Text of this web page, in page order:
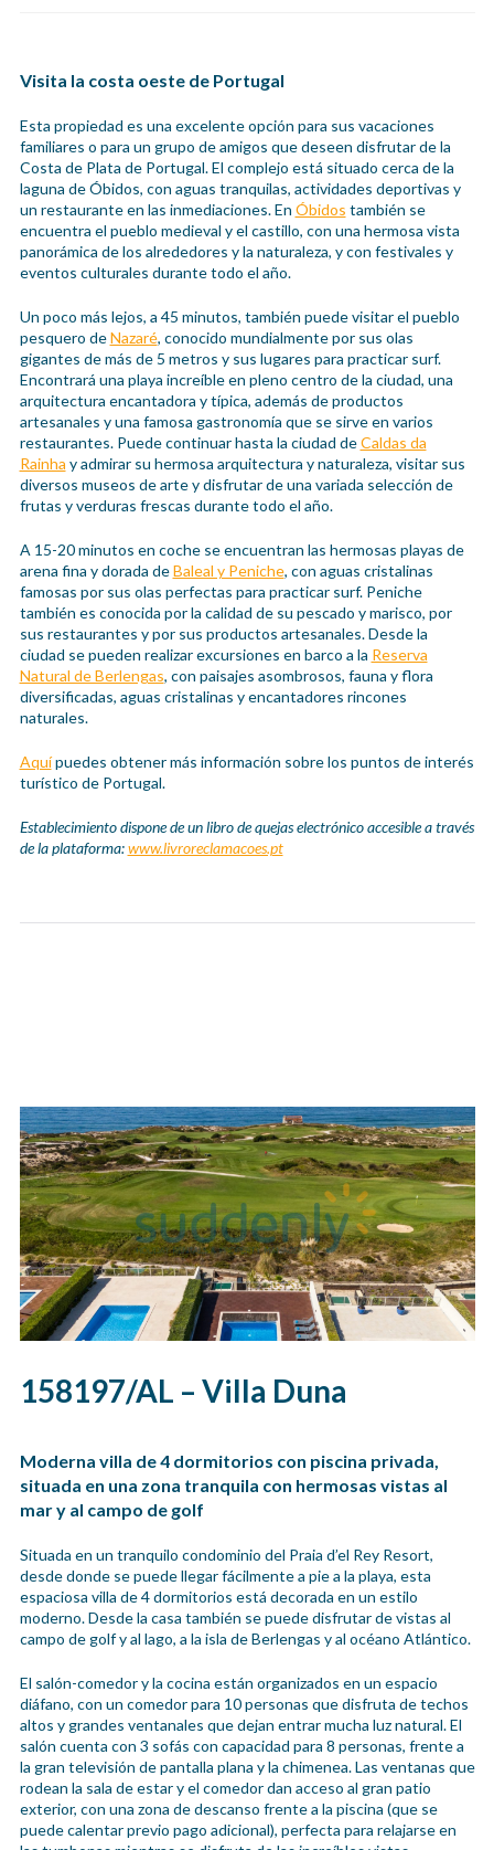
Visita la costa oeste de Portugal
Esta propiedad es una excelente opción para sus vacaciones
familiares o para un grupo de amigos que deseen disfrutar de la
Costa de Plata de Portugal. El complejo está situado cerca de la
laguna de Óbidos, con aguas tranquilas, actividades deportivas y
un restaurante en las inmediaciones. En Óbidos también se
encuentra el pueblo medieval y el castillo, con una hermosa vista
panorámica de los alrededores y la naturaleza, y con festivales y
eventos culturales durante todo el año.
Un poco más lejos, a 45 minutos, también puede visitar el pueblo
pesquero deNazaré, conocido mundialmente por sus olas
gigantes de más de 5 metros y sus lugares para practicar surf.
Encontrará una playa increíble en pleno centro de la ciudad, una
arquitectura encantadora y típica, además de productos
artesanales y una famosa gastronomía que se sirve en varios
restaurantes. Puede continuar hasta la ciudad deCaldas da
Rainha y admirar su hermosa arquitectura y naturaleza, visitar sus
diversos museos de arte y disfrutar de una variada selección de
frutas y verduras frescas durante todo el año.
A 15-20 minutos en coche se encuentran las hermosas playas de
arena fina y dorada deBaleal y Peniche, con aguas cristalinas
famosas por sus olas perfectas para practicar surf. Peniche
también es conocida por la calidad de su pescado y marisco, por
sus restaurantes y por sus productos artesanales. Desde la
ciudad se pueden realizar excursiones en barco a la Reserva
Natural de Berlengas, con paisajes asombrosos, fauna y flora
diversificadas, aguas cristalinas y encantadores rincones
naturales.
Aquípuedes obtener más información sobre los puntos de interés
turístico de Portugal.
Establecimiento dispone de un libro de quejas electrónico accesible a través
de la plataforma:www.livroreclamacoes.pt
158197/AL – Villa Duna
Moderna villa de 4 dormitorios con piscina privada,
situada en una zona tranquila con hermosas vistas al
mar y al campo de golf
Situada en un tranquilo condominio del Praia d’el Rey Resort,
desde donde se puede llegar fácilmente a pie a la playa, esta
espaciosa villa de 4 dormitorios está decorada en un estilo
moderno. Desde la casa también se puede disfrutar de vistas al
campo de golf y al lago, a la isla de Berlengas y al océano Atlántico.
El salón-comedor y la cocina están organizados en un espacio
diáfano, con un comedor para 10 personas que disfruta de techos
altos y grandes ventanales que dejan entrar mucha luz natural. El
salón cuenta con 3 sofás con capacidad para 8 personas, frente a
la gran televisión de pantalla plana y la chimenea. Las ventanas que
rodean la sala de estar y el comedor dan acceso al gran patio
exterior, con una zona de descanso frente a la piscina (que se
puede calentar previo pago adicional), perfecta para relajarse en